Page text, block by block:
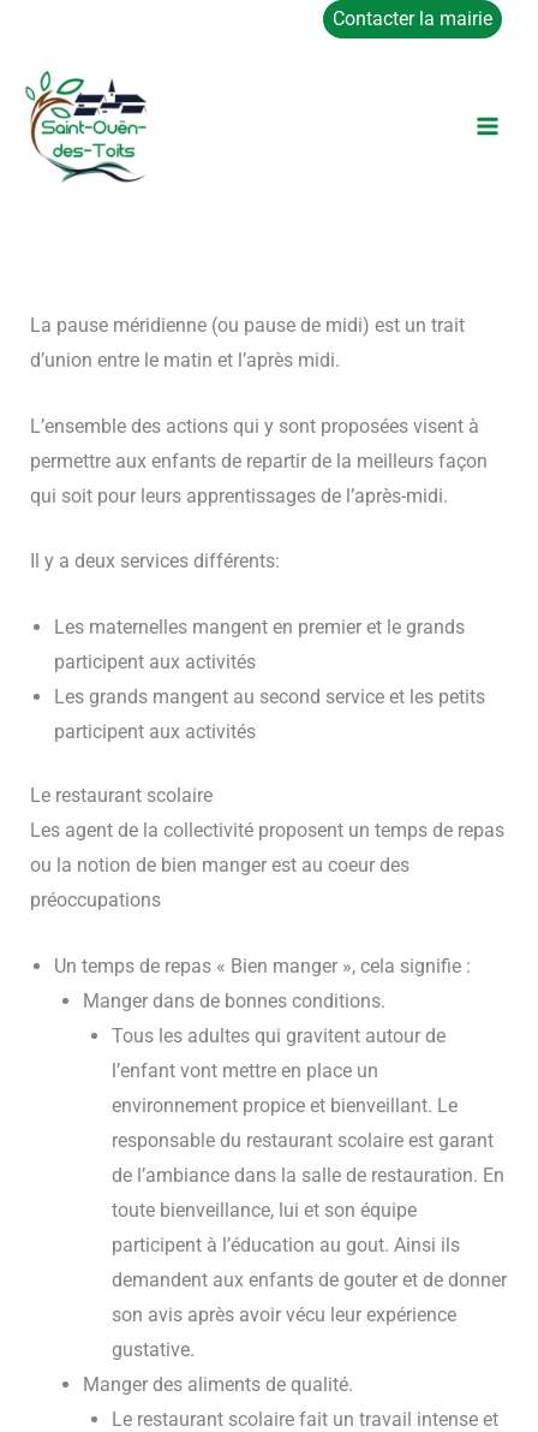
contenu
Contacter la mairie
La pause méridienne (ou pause de midi) est un trait
d’union entre le matin et l’après midi.
L’ensemble des actions qui y sont proposées visent à
permettre aux enfants de repartir de la meilleurs façon
qui soit pour leurs apprentissages de l’après-midi.
Il y a deux services différents:
Les maternelles mangent en premier et le grands
participent aux activités
Les grands mangent au second service et les petits
participent aux activités
Le restaurant scolaire
Les agent de la collectivité proposent un temps de repas
ou la notion de bien manger est au coeur des
préoccupations
Un temps de repas « Bien manger », cela signifie :
Manger dans de bonnes conditions.
Tous les adultes qui gravitent autour de
l’enfant vont mettre en place un
environnement propice et bienveillant. Le
responsable du restaurant scolaire est garant
de l’ambiance dans la salle de restauration. En
toute bienveillance, lui et son équipe
participent à l’éducation au gout. Ainsi ils
demandent aux enfants de gouter et de donner
son avis après avoir vécu leur expérience
gustative.
Manger des aliments de qualité.
Le restaurant scolaire fait un travail intense et